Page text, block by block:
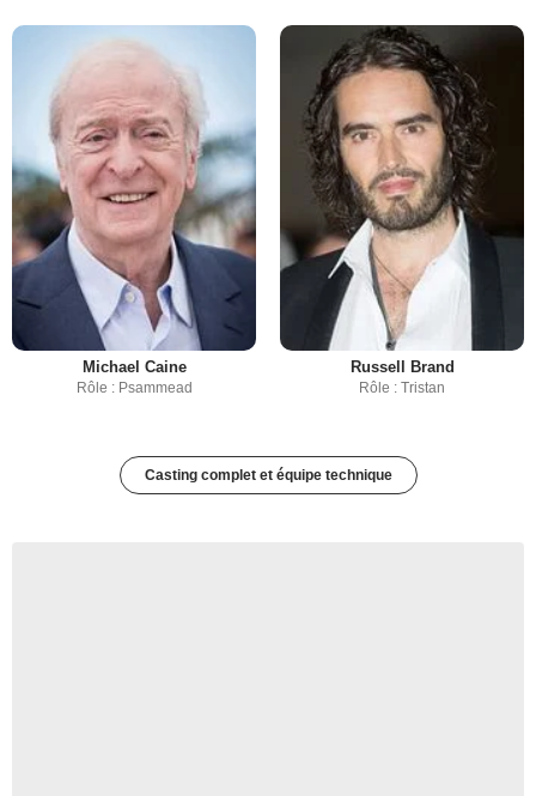
Michael Caine
Rôle : Psammead
Russell Brand
Rôle : Tristan
Casting complet et équipe technique